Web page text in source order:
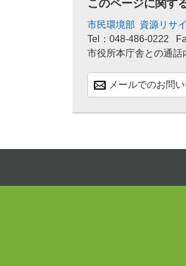
このページに関す
市民環境部 資源リサ
Tel：048-486-0222
市役所本庁舎との通話
メールでのお問